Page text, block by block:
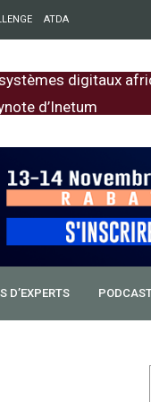
ATDA
digitaux
d’Inetum
D’EXPERTS